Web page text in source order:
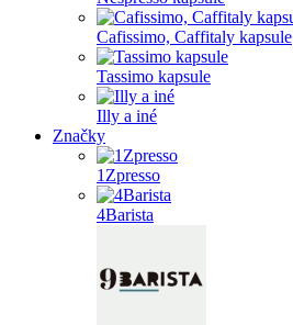
Cafissimo, Caffitaly kapsule
Tassimo kapsule
Illy a iné
Značky
1Zpresso
4Barista